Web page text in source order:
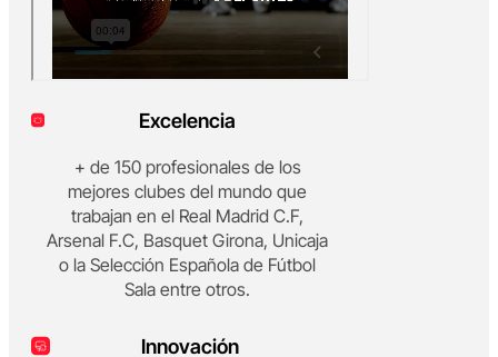
Excelencia
+ de 150 profesionales de los
mejores clubes del mundo que
trabajan en el Real Madrid C.F,
Arsenal F.C, Basquet Girona, Unicaja
o la Selección Española de Fútbol
Sala entre otros.
Innovación